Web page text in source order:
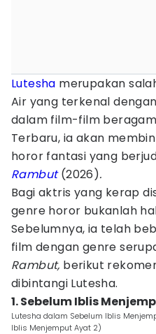
Lutesha merupakan
Air yang terkenal
dalam film-film
Terbaru, ia akan
horor fantasi yang
Rambut (2026).
Bagi aktris yang kerap
genre horor bukanlah
Sebelumnya, ia telah
film dengan genre
Rambut, berikut
dibintangi Lutesha.
1. Sebelum Iblis
Lutesha dalam Sebelum Iblis
Iblis Menjemput Ayat 2)